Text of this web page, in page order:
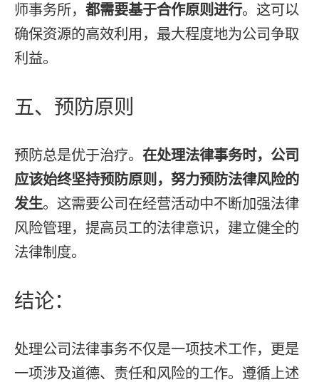
师事务所，都需要基于合作原则进行。这可以
确保资源的高效利用，最大程度地为公司争取
利益。
五、预防原则
预防总是优于治疗。在处理法律事务时，公司
应该始终坚持预防原则，努力预防法律风险的
发生。这需要公司在经营活动中不断加强法律
风险管理，提高员工的法律意识，建立健全的
法律制度。
结论：
处理公司法律事务不仅是一项技术工作，更是
一项涉及道德、责任和风险的工作。遵循上述